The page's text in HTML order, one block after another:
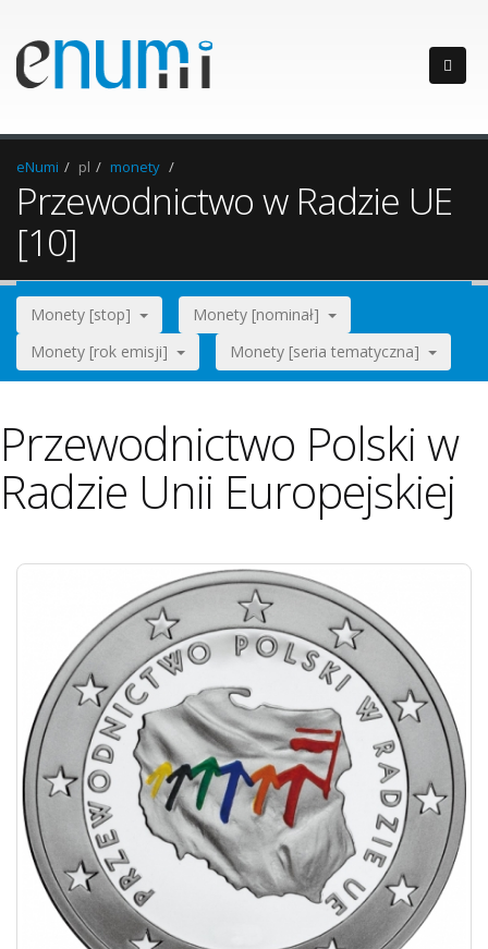
eNumi pl monety
Przewodnictwo w Radzie UE
[10]
Monety [stop]
Monety [nominał]
Monety [rok emisji]
Monety [seria tematyczna]
Przewodnictwo Polski w
Radzie Unii Europejskiej